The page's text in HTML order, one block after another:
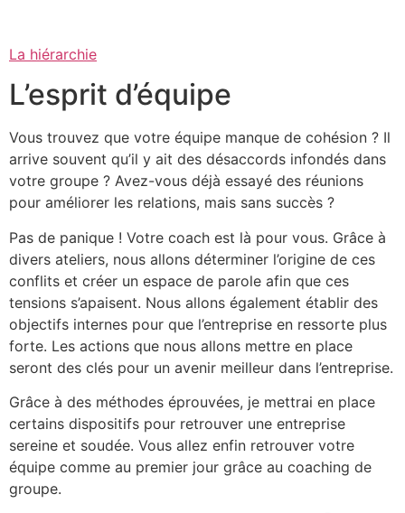
La hiérarchie
L’esprit d’équipe
Vous trouvez que votre équipe manque de cohésion ? Il
arrive souvent qu’il y ait des désaccords infondés dans
votre groupe ? Avez-vous déjà essayé des réunions
pour améliorer les relations, mais sans succès ?
Pas de panique ! Votre coach est là pour vous. Grâce à
divers ateliers, nous allons déterminer l’origine de ces
conflits et créer un espace de parole afin que ces
tensions s’apaisent. Nous allons également établir des
objectifs internes pour que l’entreprise en ressorte plus
forte. Les actions que nous allons mettre en place
seront des clés pour un avenir meilleur dans l’entreprise.
Grâce à des méthodes éprouvées, je mettrai en place
certains dispositifs pour retrouver une entreprise
sereine et soudée. Vous allez enfin retrouver votre
équipe comme au premier jour grâce au coaching de
groupe.